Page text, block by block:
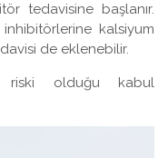
tedavisine başlanır.
kalsiyum
de eklenebilir.
riski olduğu kabul